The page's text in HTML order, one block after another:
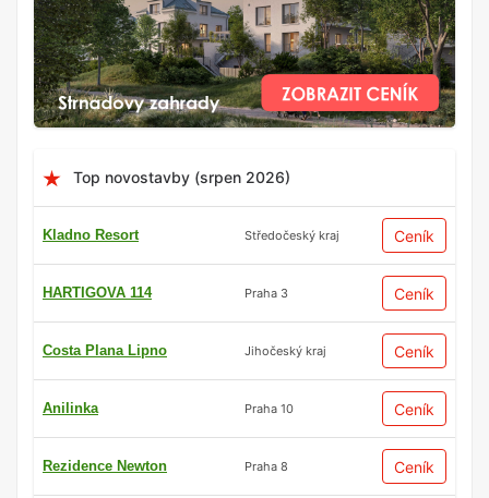
Top novostavby (srpen 2026)
Kladno Resort Středočeský kraj Ceník
HARTIGOVA 114 Praha 3 Ceník
Costa Plana Lipno Jihočeský kraj Ceník
Anilinka Praha 10 Ceník
Rezidence Newton Praha 8 Ceník